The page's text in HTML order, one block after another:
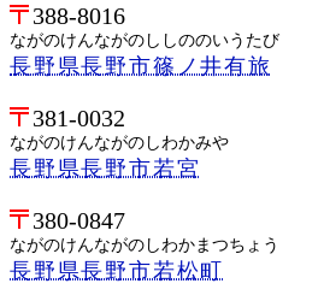
388-8016
ながのけんながのししののいうたび
長野県長野市篠ノ井有旅
381-0032
ながのけんながのしわかみや
長野県長野市若宮
380-0847
ながのけんながのしわかまつちょう
長野県長野市若松町